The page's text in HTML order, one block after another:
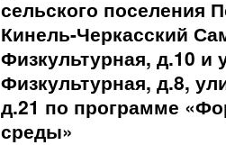
сельского поселения
Кинель-Черкасский
Физкультурная, д.10 и
Физкультурная, д.8,
д.21 по программе
среды»